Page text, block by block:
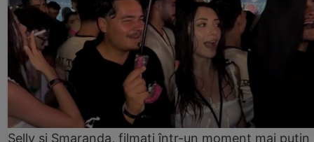
Selly și Smaranda, filmați într-un moment mai puțin